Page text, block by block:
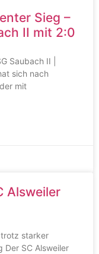
Sieg –
II mit 2:0
Saubach II |
sich nach
mit
Alsweiler
starker
Der SC Alsweiler